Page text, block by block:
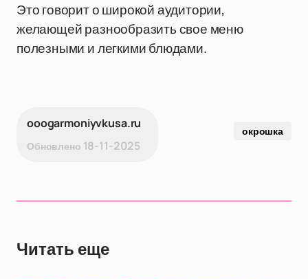
Это говорит о широкой аудитории,
желающей разнообразить свое меню
полезными и легкими блюдами.
ooogarmoniyvkusa.ru
Обновлено 18-11-2025
окрошка
Читать еще